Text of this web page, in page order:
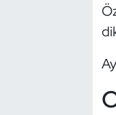
Oryantiring